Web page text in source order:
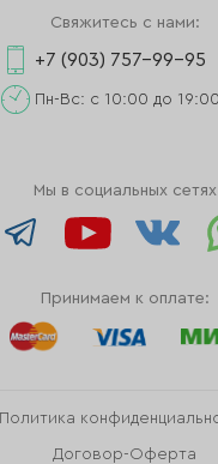
Свяжитесь с нами:
+7 (903) 757-99-95
Пн-Вс: с 10:00 до 19:00
Мы в социальных сетях
Принимаем к оплате:
Политика
Договор-Оферта